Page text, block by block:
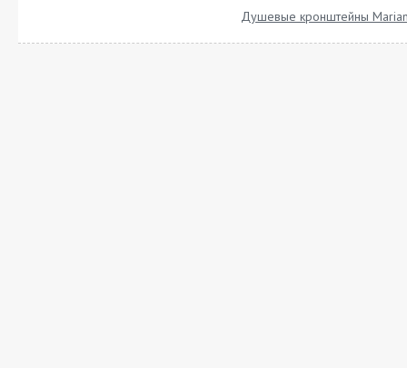
Душевые кронштейны